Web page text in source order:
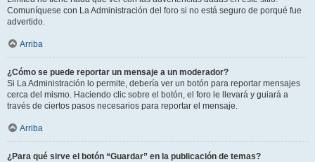
Comuníquese con La Administración del foro si no está seguro de porqué fue
advertido.
Arriba
¿Cómo se puede reportar un mensaje a un moderador?
Si La Administración lo permite, debería ver un botón para reportar mensajes
cerca del mismo. Haciendo clic sobre el botón, el foro le llevará y guiará a
través de ciertos pasos necesarios para reportar el mensaje.
Arriba
¿Para qué sirve el botón “Guardar” en la publicación de temas?